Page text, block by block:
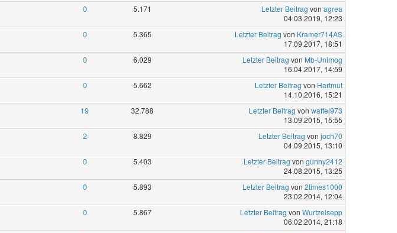
0 5.171 Letzter Beitrag von agrea
04.03.2019, 12:23
0 5.365 Letzter Beitrag von Kramer714AS
17.09.2017, 18:51
0 6.029 Letzter Beitrag von Mb-Unimog
16.04.2017, 14:59
0 5.662 Letzter Beitrag von Hartmut
14.10.2016, 15:21
19 32.788 Letzter Beitrag von waffel973
13.09.2015, 15:55
2 8.829 Letzter Beitrag von joch70
04.09.2015, 13:10
0 5.403 Letzter Beitrag von gunny2412
24.08.2015, 13:25
0 5.893 Letzter Beitrag von 2times1000
23.02.2014, 12:04
0 5.867 Letzter Beitrag von Wurtzelsepp
06.02.2014, 21:18